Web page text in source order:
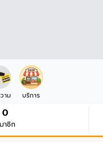
าม บริการ
0
าชิก